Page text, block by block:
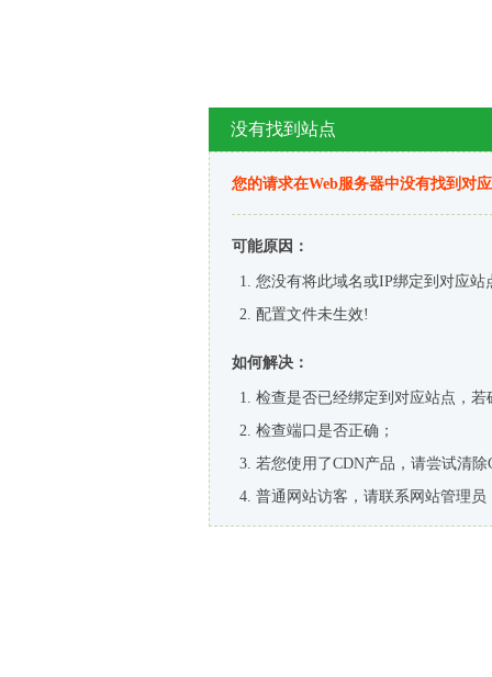
没有找到站点
您的请求在Web服务器中没有找到对
可能原因：
您没有将此域名或IP绑定到对应站
配置文件未生效!
如何解决：
检查是否已经绑定到对应站点，
检查端口是否正确；
若您使用了CDN产品，请尝试清除
普通网站访客，请联系网站管理员